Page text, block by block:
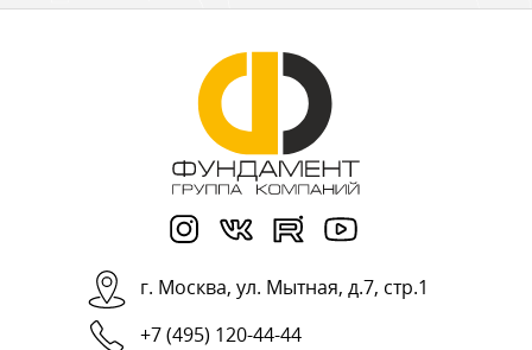
г. Москва, ул. Мытная, д.7, стр.1
+7 (495) 120-44-44